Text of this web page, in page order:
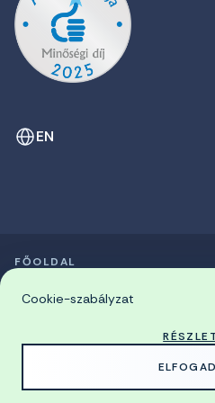
EN
© 2026 Miskolci Egyetem
FŐOLDAL
Cookie-szabályzat